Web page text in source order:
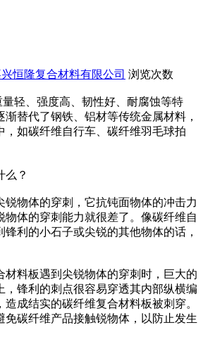
恒隆复合材料有限公司 浏览次数
轻、强度高、韧性好、耐腐蚀等特
渐替代了钢铁、铝材等传统金属材料，
，如碳纤维自行车、碳纤维羽毛球拍
么？
锐物体的穿刺，它抗钝面物体的冲击力
物体的穿刺能力就很差了。像碳纤维自
利的小石子或尖锐的其他物体的话，
材料板遇到尖锐物体的穿刺时，巨大的
，锋利的刺点很容易穿透其内部纵横编
成结实的碳纤维复合材料板被刺穿。
免碳纤维产品接触锐物体，以防止发生